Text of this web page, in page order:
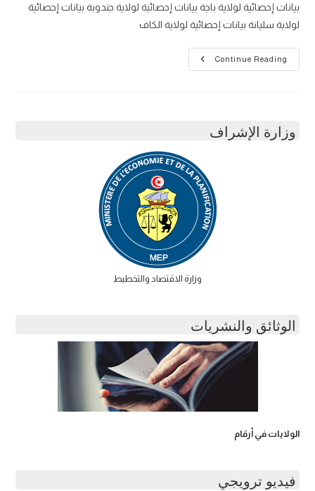
بيانات إحصائية لولاية باجة بيانات إحصائية لولاية جندوبة بيانات إحصائية
لولاية سليانة بيانات إحصائية لولاية الكاف
Continue Readingبيانات
إحصائية
وزارة الإشراف
وزارة الاقتصاد والتخطيط
الوثائق والنشريات
الولايات في أرقام
فيديو ترويجي